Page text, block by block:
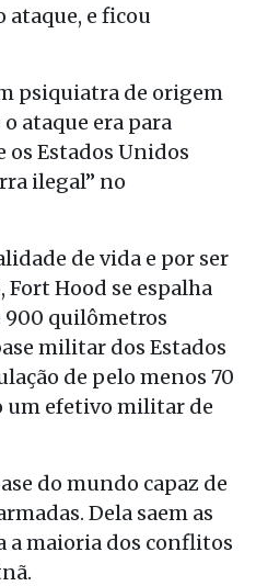
ataque, e ficou
psiquiatra de origem
ataque era para
Estados Unidos
ilegal” no
de vida e por ser
Hood se espalha
900 quilômetros
militar dos Estados
de pelo menos 70
um efetivo militar de
do mundo capaz de
Dela saem as
a maioria dos conflitos